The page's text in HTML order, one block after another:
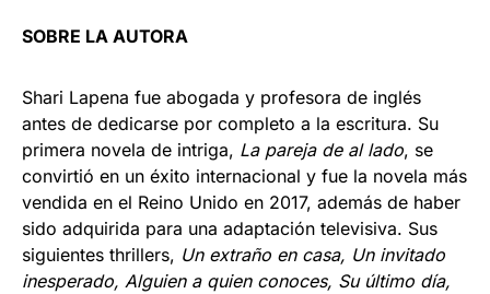
SOBRE LA AUTORA
Shari Lapena fue abogada y profesora de inglés
antes de dedicarse por completo a la escritura. Su
primera novela de intriga, La pareja de al lado, se
convirtió en un éxito internacional y fue la novela más
vendida en el Reino Unido en 2017, además de haber
sido adquirida para una adaptación televisiva. Sus
siguientes thrillers, Un extraño en casa, Un invitado
inesperado, Alguien a quien conoces, Su último día,